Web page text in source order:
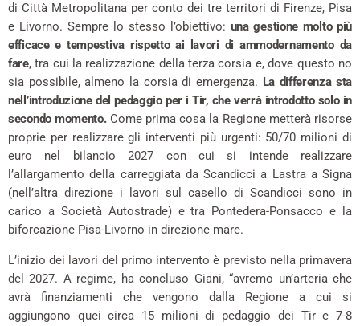
di Città Metropolitana per conto dei tre territori di Firenze, Pisa
e Livorno. Sempre lo stesso l’obiettivo: una gestione molto più
efficace e tempestiva rispetto ai lavori di ammodernamento da
fare, tra cui la realizzazione della terza corsia e, dove questo no
sia possibile, almeno la corsia di emergenza. La differenza sta
nell’introduzione del pedaggio per i Tir, che verrà introdotto solo in
secondo momento.Come prima cosa la Regione metterà risorse
proprie per realizzare gli interventi più urgenti: 50/70 milioni di
euro nel bilancio 2027 con cui si intende realizzare
l’allargamento della carreggiata da Scandicci a Lastra a Signa
(nell’altra direzione i lavori sul casello di Scandicci sono in
carico a Società Autostrade) e tra Pontedera-Ponsacco e la
biforcazione Pisa-Livorno in direzione mare.
L’inizio dei lavori del primo intervento è previsto nella primavera
del 2027. A regime, ha concluso Giani, “avremo un’arteria che
avrà finanziamenti che vengono dalla Regione a cui si
aggiungono quei circa 15 milioni di pedaggio dei Tir e 7-8